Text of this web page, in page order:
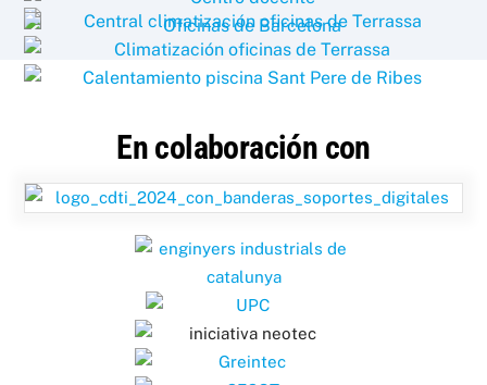
En colaboración con